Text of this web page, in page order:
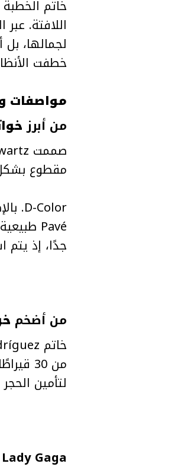
خاتم الخطبة
اللافتة. عبر
لجمالها، بل
خطفت الأنظار
مواصفات
من أبرزخواتم
مقطوع بشكل Brilliant Cut Oval، ويقدر وزنه بين 30 و40 قيراطًا، بدرجة نقاء Internally Flawless ولون
جدًا، إذ يتم
من أضخم
من 30
لتأمين الحجر
Lady Gaga و Michael Polansky